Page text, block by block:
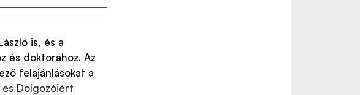
is, és a
és doktorához. Az
felajánlásokat a
Dolgozóiért